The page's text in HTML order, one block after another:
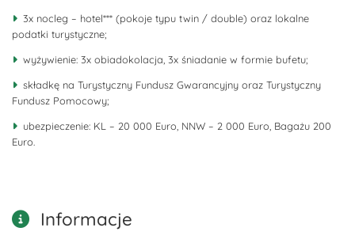
3x nocleg – hotel*** (pokoje typu twin / double) oraz lokalne
podatki turystyczne;
wyżywienie: 3x obiadokolacja, 3x śniadanie w formie bufetu;
składkę na Turystyczny Fundusz Gwarancyjny oraz Turystyczny
Fundusz Pomocowy;
ubezpieczenie: KL – 20 000 Euro, NNW – 2 000 Euro, Bagażu 200
Euro.
Informacje